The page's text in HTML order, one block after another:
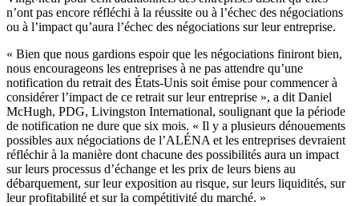
n’ont pas encore réfléchi à la réussite ou à l’échec des négociations
ou à l’impact qu’aura l’échec des négociations sur leur entreprise.
« Bien que nous gardions espoir que les négociations finiront bien,
nous encourageons les entreprises à ne pas attendre qu’une
notification du retrait des États-Unis soit émise pour commencer à
considérer l’impact de ce retrait sur leur entreprise », a dit Daniel
McHugh, PDG, Livingston International, soulignant que la période
de notification ne dure que six mois. « Il y a plusieurs dénouements
possibles aux négociations de l’ALÉNA et les entreprises devraient
réfléchir à la manière dont chacune des possibilités aura un impact
sur leurs processus d’échange et les prix de leurs biens au
débarquement, sur leur exposition au risque, sur leurs liquidités, sur
leur profitabilité et sur la compétitivité du marché. »